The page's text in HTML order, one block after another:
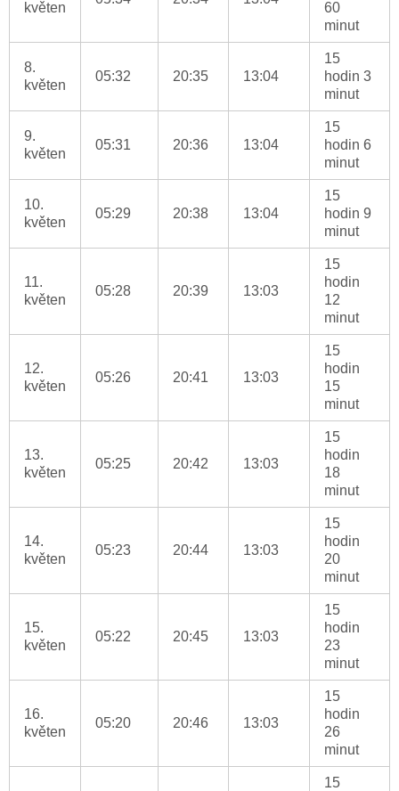
květen
60
minut
8.
květen
05:32 20:35 13:04
15
hodin 3
minut
9.
květen
05:31 20:36 13:04
15
hodin 6
minut
10.
květen
05:29 20:38 13:04
15
hodin 9
minut
11.
květen
05:28 20:39 13:03
15
hodin
12
minut
12.
květen
05:26 20:41 13:03
15
hodin
15
minut
13.
květen
05:25 20:42 13:03
15
hodin
18
minut
14.
květen
05:23 20:44 13:03
15
hodin
20
minut
15.
květen
05:22 20:45 13:03
15
hodin
23
minut
16.
květen
05:20 20:46 13:03
15
hodin
26
minut
15